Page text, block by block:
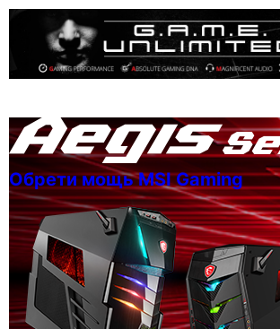
Обрети мощь MSI Gaming